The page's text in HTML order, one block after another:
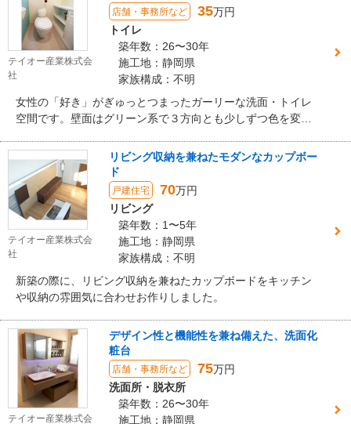
テイオー産業株式会
社
店舗・事務所など 35万円
トイレ
築年数：26〜30年
施工地：静岡県
家族構成：不明
女性の「好き」がぎゅっとつまったガーリーな洗面・トイレ
空間です。壁面はグリーン系で３方向とも少しずつ色を変え
ガラス素材で統一しました。キャビネットなどはすべて弊社
オリジナルで製作したオーダー家具となります。
テイオー産業株式会
社
リビング収納を兼ねたモダンなカップボー
ド
戸建住宅 70万円
リビング
築年数：1〜5年
施工地：静岡県
家族構成：不明
新築の際に、リビング収納を兼ねたカップボードをキッチン
や収納の雰囲気に合わせお作りしました。
テイオー産業株式会
デザイン性と機能性を兼ね備えた、洗面化
粧台
店舗・事務所など 75万円
洗面所・脱衣所
築年数：26〜30年
施工地：静岡県